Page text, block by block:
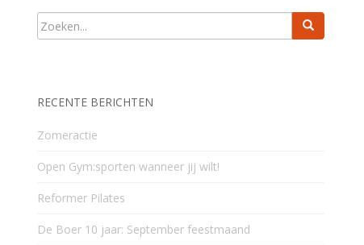
RECENTE BERICHTEN
Zomeractie
Open Gym:sporten wanneer jij wilt!
Reformer Pilates
De Boer 10 jaar: September feestmaand